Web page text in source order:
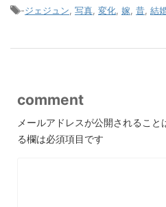
-ジェジュン 写真 変化 嫁 昔 結
comment
メールアドレスが公開されること
る欄は必須項目です